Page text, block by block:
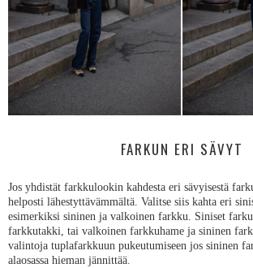
FARKUN ERI SÄVYT
Jos yhdistät farkkulookin kahdesta eri sävyisestä
helposti lähestyttävämmältä. Valitse siis kahta eri
esimerkiksi sininen ja valkoinen farkku. Siniset
farkkutakki, tai valkoinen farkkuhame ja sininen
valintoja tuplafarkkuun pukeutumiseen jos sininen
alaosassa hieman jännittää.